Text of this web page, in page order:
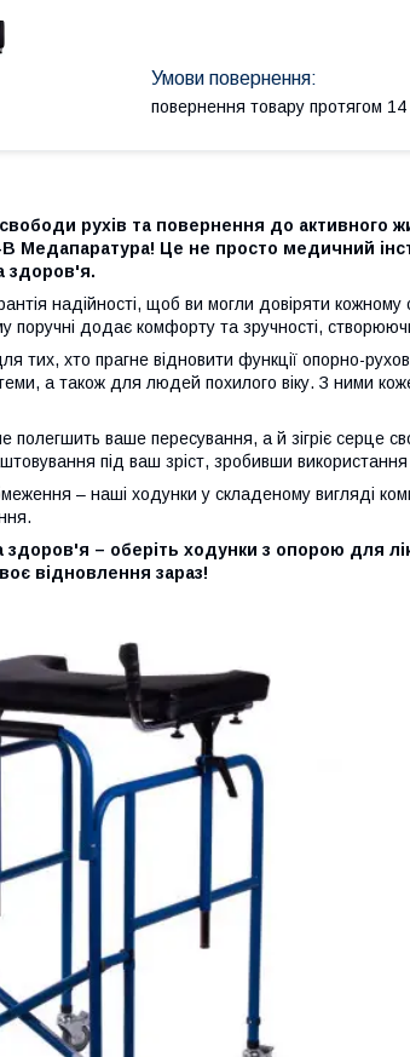
повернення товару протягом 14
рухів та повернення до активного
B Медапаратура! Це не просто медичний
здоров'я.
надійності, щоб ви могли довіряти кожному
поручні додає комфорту та зручності,
тих, хто прагне відновити функції опорно-
а також для людей похилого віку. З ними
полегшить ваше пересування, а й зігріє серце
під ваш зріст, зробивши
– наші ходунки у складеному вигляді
здоров'я – оберіть ходунки з опорою для
відновлення зараз!